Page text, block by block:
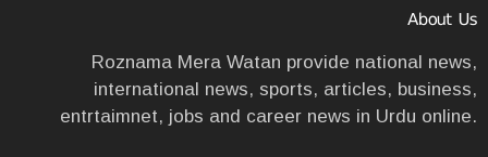
About Us
Roznama Mera Watan provide national news,
international news, sports, articles, business,
entrtaimnet, jobs and career news in Urdu online.